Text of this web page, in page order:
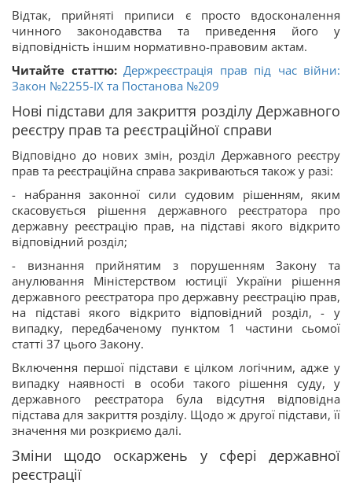
Відтак, прийняті приписи є просто вдосконалення
чинного законодавства та приведення його у
відповідність іншим нормативно-правовим актам.
Читайте статтю: Держреєстрація прав під час війни:
Закон №2255-IX та Постанова №209
Нові підстави для закриття розділу Державного
реєстру прав та реєстраційної справи
Відповідно до нових змін, розділ Державного реєстру
прав та реєстраційна справа закриваються також у разі:
- набрання законної сили судовим рішенням, яким
скасовується рішення державного реєстратора про
державну реєстрацію прав, на підставі якого відкрито
відповідний розділ;
- визнання прийнятим з порушенням Закону та
анулювання Міністерством юстиції України рішення
державного реєстратора про державну реєстрацію прав,
на підставі якого відкрито відповідний розділ, - у
випадку, передбаченому пунктом 1 частини сьомої
статті 37 цього Закону.
Включення першої підстави є цілком логічним, адже у
випадку наявності в особи такого рішення суду, у
державного реєстратора була відсутня відповідна
підстава для закриття розділу. Щодо ж другої підстави, її
значення ми розкриємо далі.
Зміни щодо оскаржень у сфері державної
реєстрації